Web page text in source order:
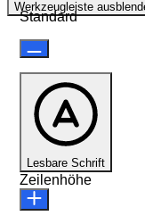
Werkzeugleiste
Standard
Lesbare Schrift
Zeilenhöhe